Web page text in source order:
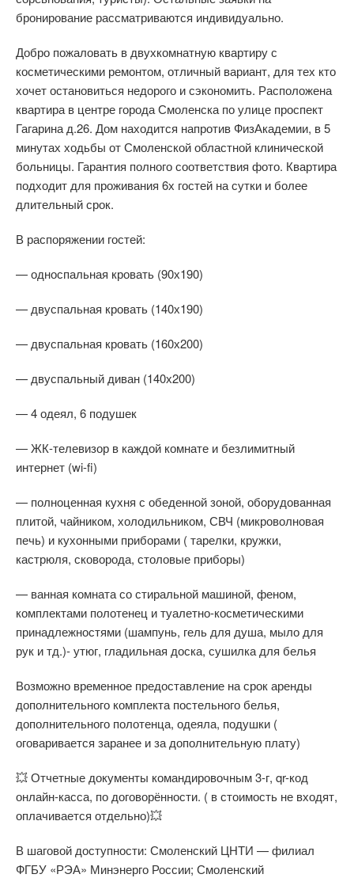
бронирование рассматриваются индивидуально.
Добро пожаловать в двухкомнатную квартиру с
косметическими ремонтом, отличный вариант, для тех кто
хочет остановиться недорого и сэкономить. Расположена
квартира в центре города Смоленска по улице проспект
Гагарина д.26. Дом находится напротив ФизАкадемии, в 5
минутах ходьбы от Смоленской областной клинической
больницы. Гарантия полного соответствия фото. Квартира
подходит для проживания 6х гостей на сутки и более
длительный срок.
В распоряжении гостей:
— односпальная кровать (90х190)
— двуспальная кровать (140х190)
— двуспальная кровать (160х200)
— двуспальный диван (140х200)
— 4 одеял, 6 подушек
— ЖК-телевизор в каждой комнате и безлимитный
интернет (wi-fi)
— полноценная кухня с обеденной зоной, оборудованная
плитой, чайником, холодильником, СВЧ (микроволновая
печь) и кухонными приборами ( тарелки, кружки,
кастрюля, сковорода, столовые приборы)
— ванная комната со стиральной машиной, феном,
комплектами полотенец и туалетно-косметическими
принадлежностями (шампунь, гель для душа, мыло для
рук и тд.)- утюг, гладильная доска, сушилка для белья
Возможно временное предоставление на срок аренды
дополнительного комплекта постельного белья,
дополнительного полотенца, одеяла, подушки (
оговаривается заранее и за дополнительную плату)
💥 Отчетные документы командировочным 3-г, qr-код
онлайн-касса, по договорённости. ( в стоимость не входят,
оплачивается отдельно)💥
В шаговой доступности: Смоленский ЦНТИ — филиал
ФГБУ «РЭА» Минэнерго России; Смоленский